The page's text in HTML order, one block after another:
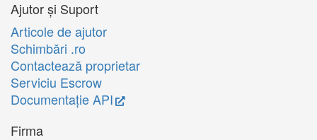
Ajutor și Suport
Articole de ajutor
Schimbări .ro
Contactează proprietar
Serviciu Escrow
Documentație API
Firma